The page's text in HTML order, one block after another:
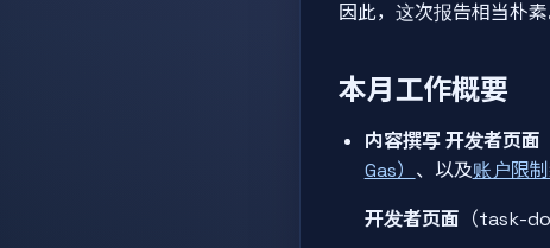
因此，这次报告相当朴
本月工作概要
内容撰写 开发者页面
Gas） 、以及账户限
开发者页面 （task-